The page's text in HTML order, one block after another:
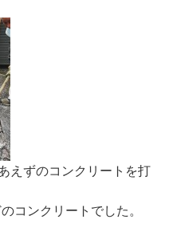
えずのコンクリートを打
コンクリートでした。